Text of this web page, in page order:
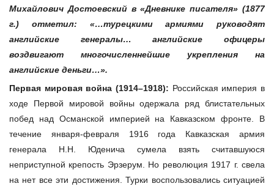
Михайлович Достоевский в «Дневнике писателя» (1877
г.) отметил: «…турецкими армиями руководят
английские генералы… английские офицеры
воздвигают многочисленнейшие укрепления на
английские деньги…».
Первая мировая война (1914–1918): Российская империя в
ходе Первой мировой войны одержала ряд блистательных
побед над Османской империей на Кавказском фронте. В
течение января-февраля 1916 года Кавказская армия
генерала Н.Н. Юденича сумела взять считавшуюся
неприступной крепость Эрзерум. Но революция 1917 г. свела
на нет все эти достижения. Турки воспользовались ситуацией